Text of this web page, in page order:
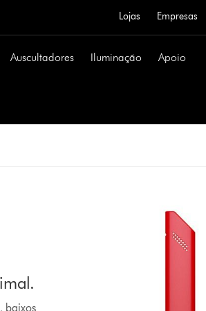
Lojas Empresas
Auscultadores Iluminação Apoio
baixos